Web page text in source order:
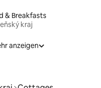
& Breakfasts
kraj
anzeigen